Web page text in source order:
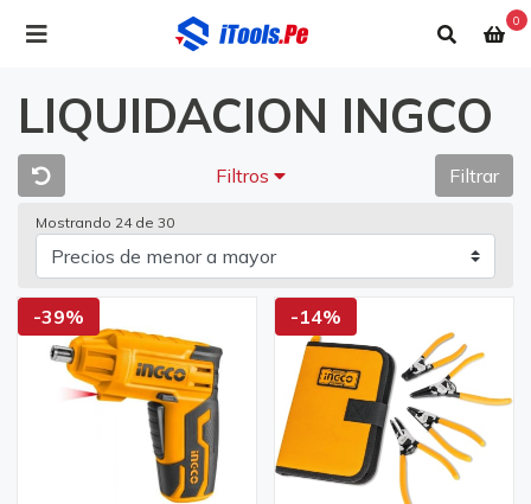
0
LIQUIDACION INGCO
Filtros Filtrar
Mostrando 24 de 30
-39% -14%